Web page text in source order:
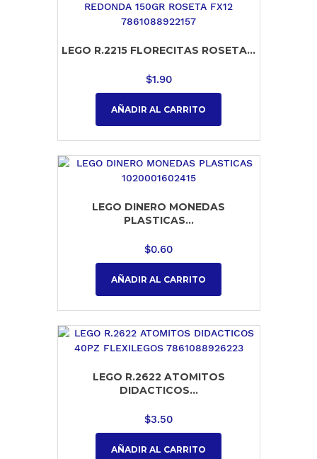
LEGO R.2215 FLORECITAS ROSETA...
$1.90
AÑADIR AL CARRITO
LEGO DINERO MONEDAS
PLASTICAS...
$0.60
AÑADIR AL CARRITO
LEGO R.2622 ATOMITOS
DIDACTICOS...
$3.50
AÑADIR AL CARRITO